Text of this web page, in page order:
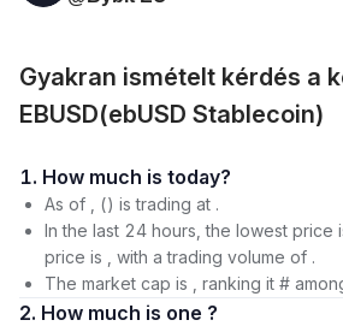
Gyakran ismételt kérdés a
EBUSD(ebUSD Stablecoin)
1. How much is today?
As of , () is trading at .
In the last 24 hours, the lowest price
price is , with a trading volume of .
The market cap is , ranking it #
2. How much is one ?